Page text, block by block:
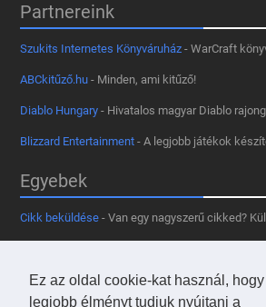
Ez az oldal cookie-kat használ, hogy
legjobb élményt tudjuk nyújtani a
Partnereink
Szukits Internetes Könyváruház - WarCraft
ABCkitűző.hu - Minden, ami kitűző!
Diablo Hungary - Hivatalos magyar Diablo
Blizzard Entertainment - A legjobb játékok
Egyebek
Cikk beküldése - Van egy nagyszerű cikked?
- Tetszik az oldal? Segíts,
Kapcsolat, médiaajánlat- Lépj velünk